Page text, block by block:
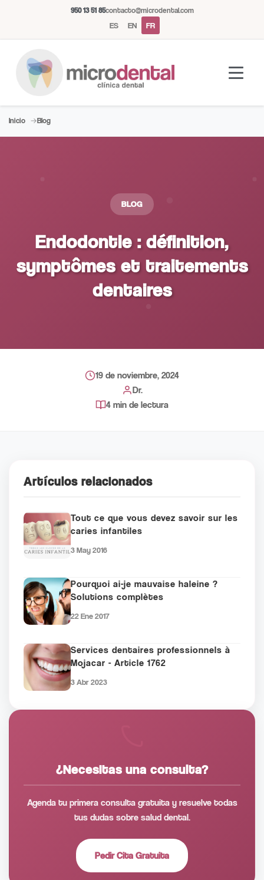
950 13 51 85contacto@microdental.com
ES EN FR
Inicio Blog
BLOG
Endodontie : définition,
symptômes et traitements
dentaires
19 de noviembre, 2024
Dr.
4 min de lectura
Artículos relacionados
Tout ce que vous devez savoir sur les
caries infantiles
3 May 2016
Pourquoi ai-je mauvaise haleine ?
Solutions complètes
22 Ene 2017
Services dentaires professionnels à
Mojacar - Article 1762
3 Abr 2023
¿Necesitas una consulta?
Agenda tu primera consulta gratuita y resuelve todas
tus dudas sobre salud dental.
Pedir Cita Gratuita
Aujourd'hui